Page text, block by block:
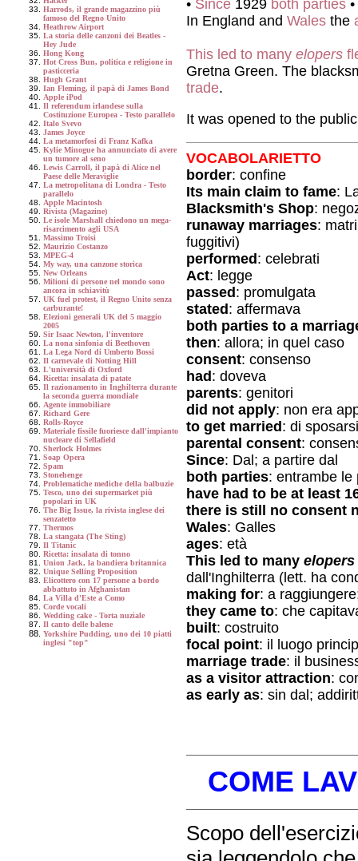
Harrods, il grande magazzino più
famoso del Regno Unito
Heathrow Airport
La storia delle canzoni dei Beatles -
Hey Jude
Hong Kong
Hot Cross Bun, politica e religione in
pasticceria
Hugh Grant
Ian Fleming, il papà di James Bond
Apple iPod
Il referendum irlandese sulla
Costituzione Europea - Testo parallelo
Italo Svevo
James Joyce
La metamorfosi di Franz Kafka
Kylie Minogue ha annunciato di avere
un tumore al seno
Lewis Carroll, il papà di Alice nel
Paese delle Meraviglie
La metropolitana di Londra - Testo
parallelo
Apple Macintosh
Rivista (Magazine)
Le isole Marshall chiedono un mega-
risarcimento agli USA
Massimo Troisi
Maurizio Costanzo
MPEG-4
My way, una canzone storica
New Orleans
Milioni di persone nel mondo sono
ancora in schiavitù
UK fuel protest, il Regno Unito senza
carburante!
Elezioni generali UK del 5 maggio
2005
Sir Isaac Newton, l'inventore
La nona sinfonia di Beethoven
La Lega Nord di Umberto Bossi
Il carnevale di Notting Hill
L'università di Oxford
Ricetta: insalata di patate
Il razionamento in Inghilterra durante
la seconda guerra mondiale
Agente immobiliare
Richard Gere
Rolls-Royce
Materiale fissile fuoriesce dall'impianto
nucleare di Sellafield
Sherlock Holmes
Soap Opera
Spam
Stonehenge
Problematiche mediche della balbuzie
Tesco, uno dei supermarket più
popolari in UK
The Big Issue, la rivista inglese dei
senzatetto
Thermos
La stangata (The Sting)
Il Titanic
Ricetta: insalata di tonno
Union Jack, la bandiera britannica
Unique Selling Proposition
Elicottero con 17 persone a bordo
abbattuto in Afghanistan
La Villa d'Este a Como
Corde vocali
Wedding cake - Torta nuziale
Il canto delle balene
Yorkshire Pudding, uno dei 10 piatti
inglesi "top"
• Since 1929 both parties •
In England and Wales the
This led to many elopers
Gretna Green. The
trade.
It was opened to the
VOCABOLARIETTO
border: confine
Its main claim to fame:
Blacksmith's Shop:
runaway marriages:
fuggitivi)
performed: celebrati
Act: legge
passed: promulgata
stated: affermava
both parties to a
then: allora; in quel caso
consent: consenso
had: doveva
parents: genitori
did not apply: non era
to get married: di sposarsi
parental consent:
Since: Dal; a partire dal
both parties: entrambe le
have had to be at least
there is still no consent
Wales: Galles
ages: età
This led to many elopers
dall'Inghilterra (lett. ha
making for: a
they came to: che
built: costruito
focal point: il luogo
marriage trade: il
as a visitor attraction:
as early as: sin dal;
COME
Scopo